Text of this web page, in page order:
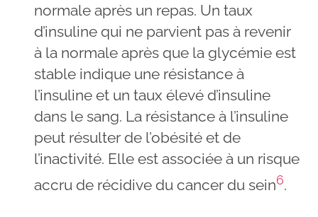
normale après un repas. Un taux
d’insuline qui ne parvient pas à revenir
à la normale après que la glycémie est
stable indique une résistance à
l’insuline et un taux élevé d’insuline
dans le sang. La résistance à l’insuline
peut résulter de l’obésité et de
l’inactivité. Elle est associée à un risque
accru de récidive du cancer du sein6.